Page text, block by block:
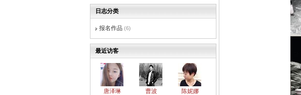
日志分类
报名作品 (6)
最近访客
唐泽琳 曹波 陈妮娜